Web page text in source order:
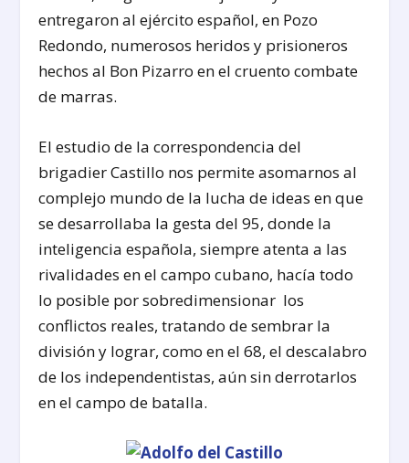
entregaron al ejército español, en Pozo
Redondo, numerosos heridos y prisioneros
hechos al Bon Pizarro en el cruento combate
de marras.
El estudio de la correspondencia del
brigadier Castillo nos permite asomarnos al
complejo mundo de la lucha de ideas en que
se desarrollaba la gesta del 95, donde la
inteligencia española, siempre atenta a las
rivalidades en el campo cubano, hacía todo
lo posible por sobredimensionar los
conflictos reales, tratando de sembrar la
división y lograr, como en el 68, el descalabro
de los independentistas, aún sin derrotarlos
en el campo de batalla.